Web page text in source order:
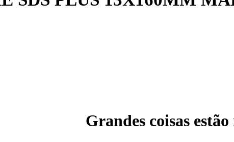
Grandes coisas